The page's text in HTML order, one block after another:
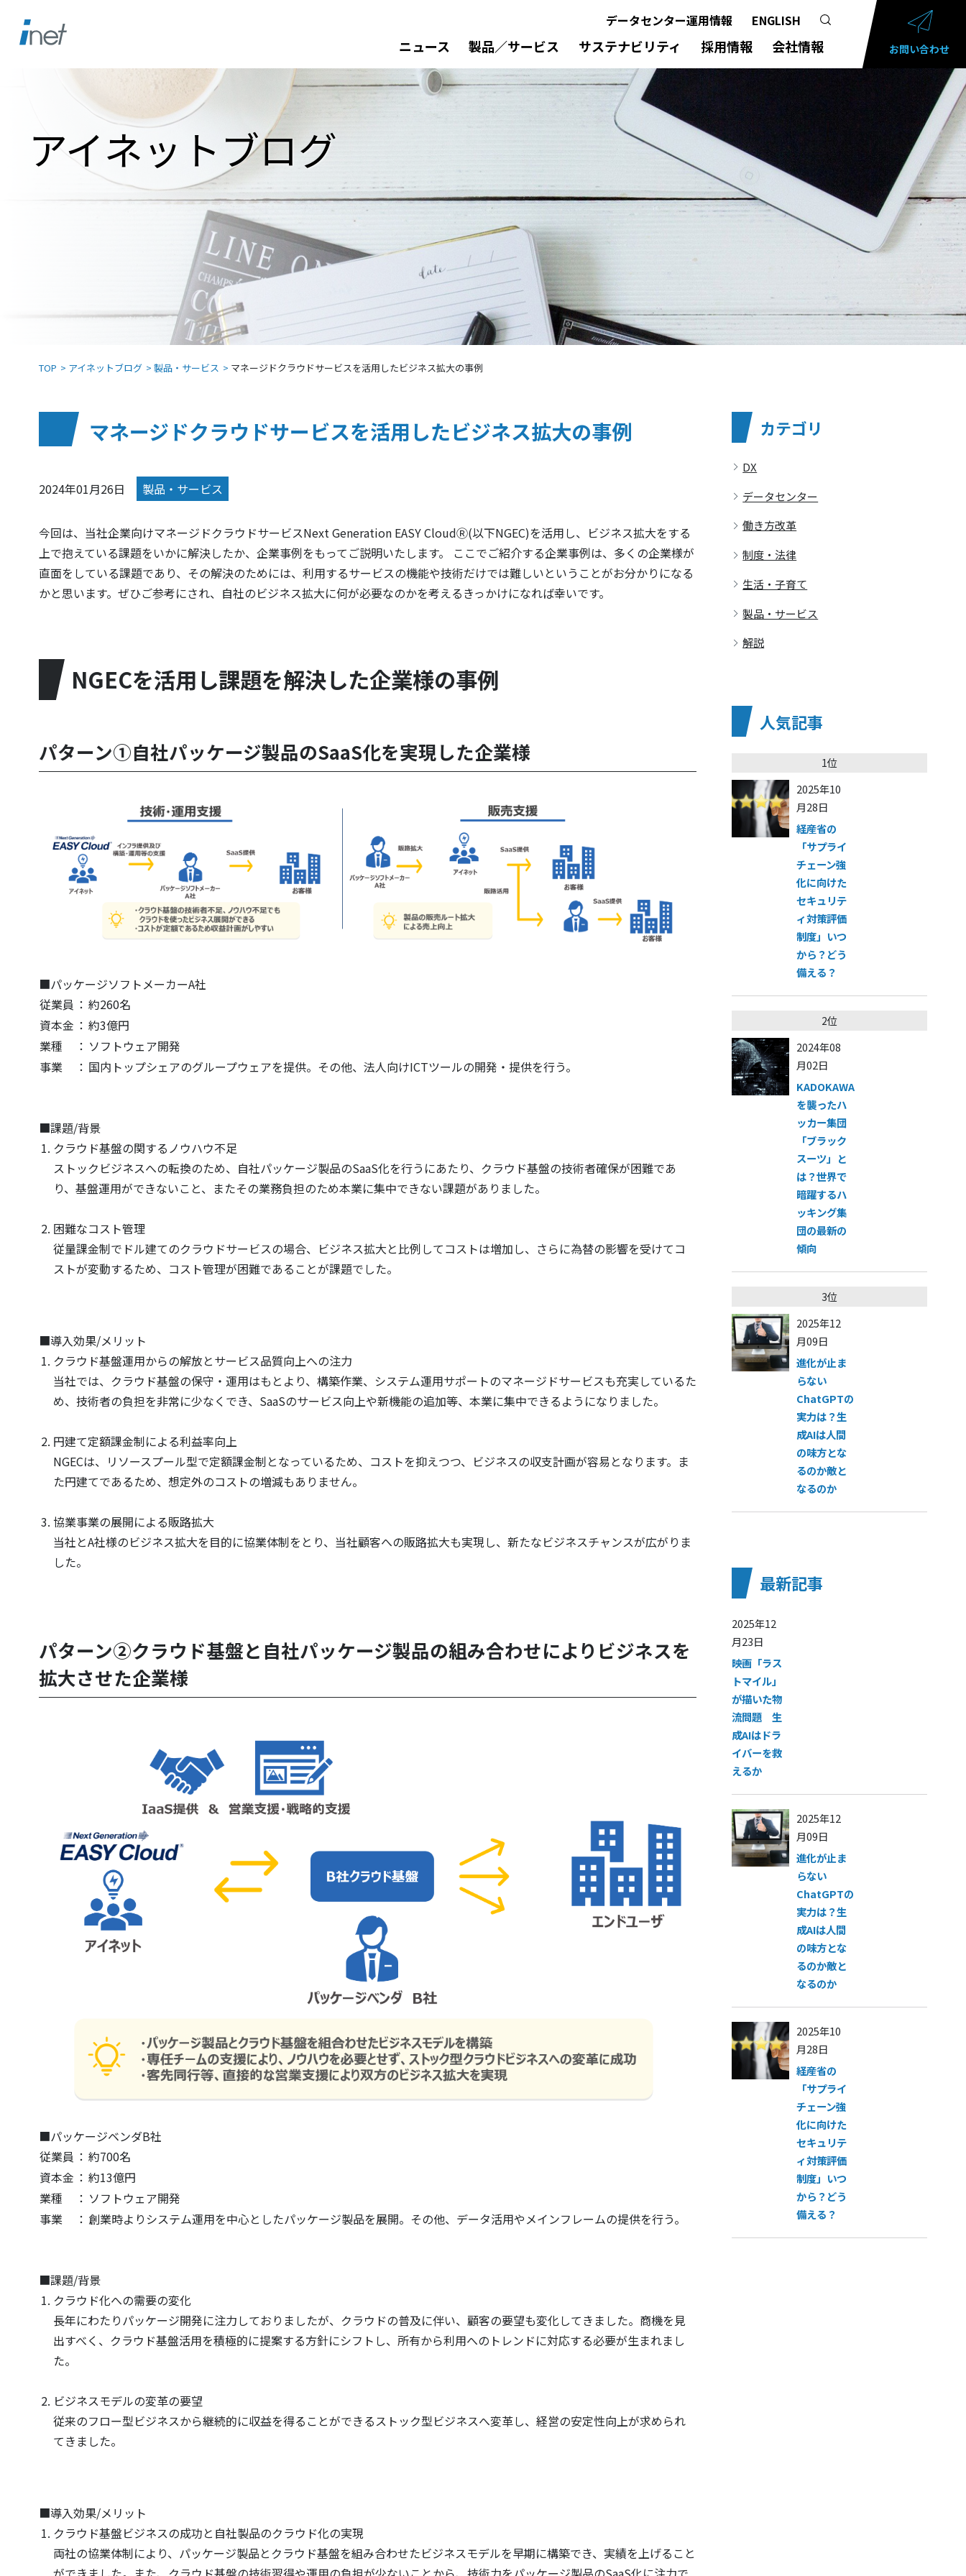
データセンター運用情報 ENGLISH
ニュース 製品／サービス サステナビリティ 採用情報 会社情報 お問い合わせ
アイネットブログ
TOP アイネットブログ 製品・サービス マネージドクラウドサービスを活用したビジネス拡大の事例
マネージドクラウドサービスを活用したビジネス拡大の事例
2024年01月26日 製品・サービス
今回は、当社企業向けマネージドクラウドサービスNext Generation EASY CloudⓇ(以下NGEC)を活用し、ビジネス拡大をする
上で抱えている課題をいかに解決したか、企業事例をもってご説明いたします。 ここでご紹介する企業事例は、多くの企業様が
直面をしている課題であり、その解決のためには、利用するサービスの機能や技術だけでは難しいということがお分かりになる
かと思います。ぜひご参考にされ、自社のビジネス拡大に何が必要なのかを考えるきっかけになれば幸いです。
NGECを活用し課題を解決した企業様の事例
パターン①自社パッケージ製品のSaaS化を実現した企業様
■パッケージソフトメーカーA社
従業員 ： 約260名
資本金 ： 約3億円
業種
： ソフトウェア開発
事業
： 国内トップシェアのグループウェアを提供。その他、法人向けICTツールの開発・提供を行う。
■課題/背景
クラウド基盤の関するノウハウ不足
ストックビジネスへの転換のため、自社パッケージ製品のSaaS化を行うにあたり、クラウド基盤の技術者確保が困難であ
り、基盤運用ができないこと、またその業務負担のため本業に集中できない課題がありました。
困難なコスト管理
従量課金制でドル建てのクラウドサービスの場合、ビジネス拡大と比例してコストは増加し、さらに為替の影響を受けてコ
ストが変動するため、コスト管理が困難であることが課題でした。
■導入効果/メリット
クラウド基盤運用からの解放とサービス品質向上への注力
当社では、クラウド基盤の保守・運用はもとより、構築作業、システム運用サポートのマネージドサービスも充実しているた
め、技術者の負担を非常に少なくでき、SaaSのサービス向上や新機能の追加等、本業に集中できるようになりました。
円建て定額課金制による利益率向上
NGECは、リソースプール型で定額課金制となっているため、コストを抑えつつ、ビジネスの収支計画が容易となります。ま
た円建てであるため、想定外のコストの増減もありません。
協業事業の展開による販路拡大
当社とA社様のビジネス拡大を目的に協業体制をとり、当社顧客への販路拡大も実現し、新たなビジネスチャンスが広がりま
した。
パターン②クラウド基盤と自社パッケージ製品の組み合わせによりビジネスを
拡大させた企業様
■パッケージベンダB社
従業員 ： 約700名
資本金 ： 約13億円
業種
： ソフトウェア開発
事業
： 創業時よりシステム運用を中心としたパッケージ製品を展開。その他、データ活用やメインフレームの提供を行う。
■課題/背景
クラウド化への需要の変化
長年にわたりパッケージ開発に注力しておりましたが、クラウドの普及に伴い、顧客の要望も変化してきました。商機を見
出すべく、クラウド基盤活用を積極的に提案する方針にシフトし、所有から利用へのトレンドに対応する必要が生まれまし
た。
ビジネスモデルの変革の要望
従来のフロー型ビジネスから継続的に収益を得ることができるストック型ビジネスへ変革し、経営の安定性向上が求められ
てきました。
■導入効果/メリット
クラウド基盤ビジネスの成功と自社製品のクラウド化の実現
両社の協業体制により、パッケージ製品とクラウド基盤を組み合わせたビジネスモデルを早期に構築でき、実績を上げること
カテゴリ
DX
データセンター
働き方改革
制度・法律
生活・子育て
製品・サービス
解説
人気記事
1位
2025年10
月28日
経産省の
「サプライ
チェーン強
化に向けた
セキュリテ
ィ対策評価
制度」いつ
から？どう
備える？
2位
2024年08
月02日
KADOKAWA
を襲ったハ
ッカー集団
「ブラック
スーツ」と
は？世界で
暗躍するハ
ッキング集
団の最新の
傾向
3位
2025年12
月09日
進化が止ま
らない
ChatGPTの
実力は？生
成AIは人間
の味方とな
るのか敵と
なるのか
最新記事
2025年12
月23日
映画「ラス
トマイル」
が描いた物
流問題 生
成AIはドラ
イバーを救
えるか
2025年12
月09日
進化が止ま
らない
ChatGPTの
実力は？生
成AIは人間
の味方とな
るのか敵と
なるのか
2025年10
月28日
経産省の
「サプライ
チェーン強
化に向けた
セキュリテ
ィ対策評価
制度」いつ
から？どう
備える？